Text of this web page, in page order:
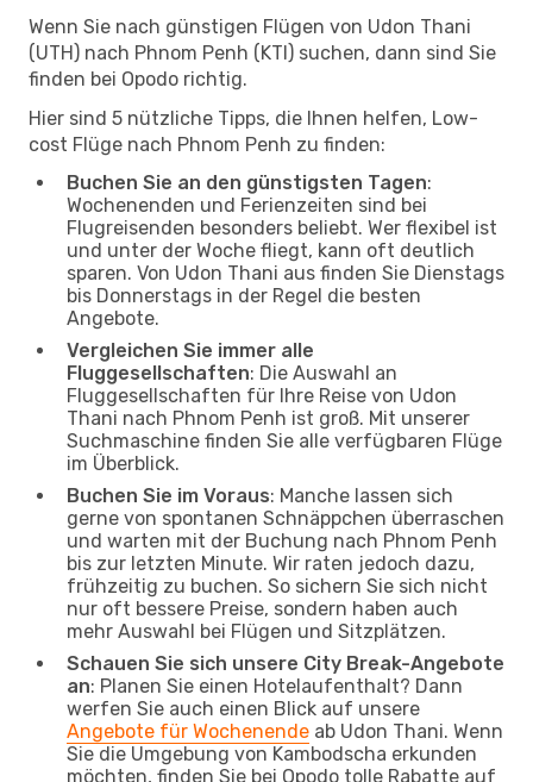
Wenn Sie nach günstigen Flügen von Udon Thani
(UTH) nach Phnom Penh (KTI) suchen, dann sind Sie
finden bei Opodo richtig.
Hier sind 5 nützliche Tipps, die Ihnen helfen, Low-
cost Flüge nach Phnom Penh zu finden:
Buchen Sie an den günstigsten Tagen:
Wochenenden und Ferienzeiten sind bei
Flugreisenden besonders beliebt. Wer flexibel ist
und unter der Woche fliegt, kann oft deutlich
sparen. Von Udon Thani aus finden Sie Dienstags
bis Donnerstags in der Regel die besten
Angebote.
Vergleichen Sie immer alle
Fluggesellschaften: Die Auswahl an
Fluggesellschaften für Ihre Reise von Udon
Thani nach Phnom Penh ist groß. Mit unserer
Suchmaschine finden Sie alle verfügbaren Flüge
im Überblick.
Buchen Sie im Voraus: Manche lassen sich
gerne von spontanen Schnäppchen überraschen
und warten mit der Buchung nach Phnom Penh
bis zur letzten Minute. Wir raten jedoch dazu,
frühzeitig zu buchen. So sichern Sie sich nicht
nur oft bessere Preise, sondern haben auch
mehr Auswahl bei Flügen und Sitzplätzen.
Schauen Sie sich unsere City Break-Angebote
an: Planen Sie einen Hotelaufenthalt? Dann
werfen Sie auch einen Blick auf unsere
Angebote für Wochenende ab Udon Thani. Wenn
Sie die Umgebung von Kambodscha erkunden
möchten, finden Sie bei Opodo tolle Rabatte auf